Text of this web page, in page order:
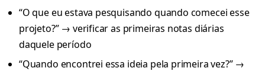
“O que eu estava pesquisando quando comecei esse
projeto?” → verificar as primeiras notas diárias
daquele período
“Quando encontrei essa ideia pela primeira vez?” →